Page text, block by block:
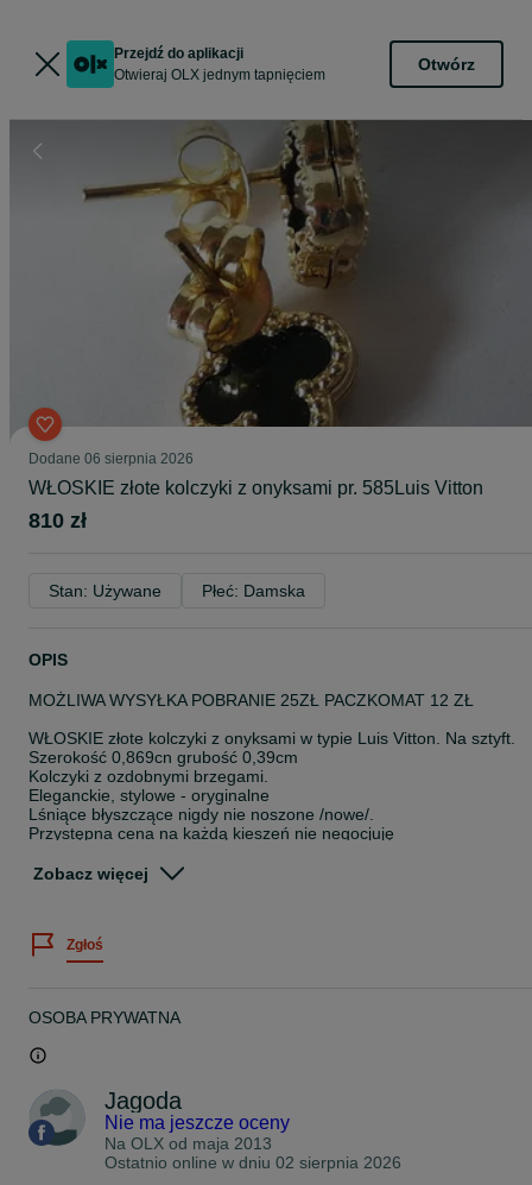
Przejdź do aplikacji
Otwieraj OLX jednym tapnięciem
Otwórz
Dodane 06 sierpnia 2026
WŁOSKIE złote kolczyki z onyksami pr. 585Luis Vitton
810 zł
Stan: Używane Płeć: Damska
OPIS
MOŻLIWA WYSYŁKA POBRANIE 25ZŁ PACZKOMAT 12 ZŁ
WŁOSKIE złote kolczyki z onyksami w typie Luis Vitton. Na sztyft.
Szerokość 0,869cn grubość 0,39cm
Kolczyki z ozdobnymi brzegami.
Eleganckie, stylowe - oryginalne
Lśniące błyszczące nigdy nie noszone /nowe/.
Przystępna cena na każdą kieszeń nie negocjuję
Próby złota 585 / wyraźne foto /.
Nie zawsze mogę odpisać
ZAWSZE odbiorę zostaw numer oddzwonię
Zobacz więcej
Zgłoś
OSOBA PRYWATNA
Jagoda
Nie ma jeszcze oceny
Na OLX od maja 2013
Ostatnio online w dniu 02 sierpnia 2026